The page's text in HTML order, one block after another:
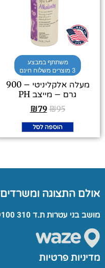
משתתף במבצע
3 מוצרים משלוח חינם
מעלה אלקליניטי – 900
גרם – מייצב PH
₪95
₪79
הוספה לסל
אולם התצוגה ומשרדים
מושב בני עטרות ת.ד 310 6099100 ישראל
מדיניות פרטיות